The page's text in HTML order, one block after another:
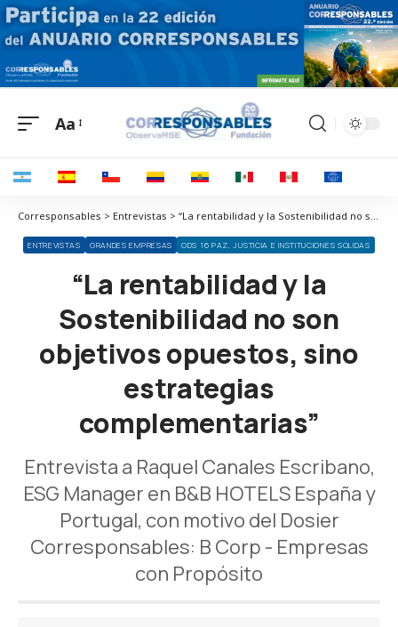
Aa
Corresponsables > Entrevistas > “La rentabilidad y la Sostenibilidad no son objetivos opuestos, sino estrategias complementarias”
ENTREVISTAS GRANDES EMPRESAS ODS 16 PAZ, JUSTICIA E INSTITUCIONES SÓLIDAS
“La rentabilidad y la
Sostenibilidad no son
objetivos opuestos, sino
estrategias
complementarias”
Entrevista a Raquel Canales Escribano,
ESG Manager en B&B HOTELS España y
Portugal, con motivo del Dosier
Corresponsables: B Corp - Empresas
con Propósito